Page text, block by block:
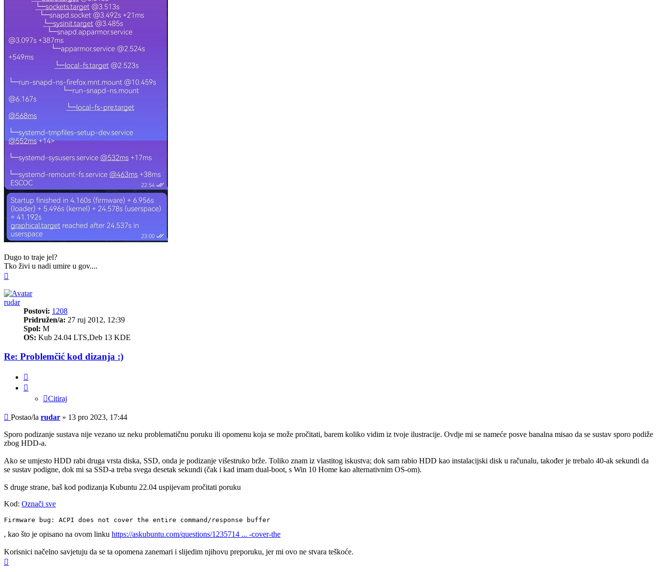
Dugo to traje jel?
Tko živi u nadi umire u gov....
rudar
Postovi: 1208
Pridružen/a: 27 ruj 2012, 12:39
Spol: M
OS: Kub 24.04 LTS,Deb 13 KDE
Re: Problemčić kod dizanja :)
Citiraj
Post
Postao/la rudar » 13 pro 2023, 17:44
Sporo podizanje sustava nije vezano uz neku problematičnu poruku ili opomenu koja se može pročitati, barem koliko vidim iz tvoje ilustracije. Ovdje mi se nameće posve banalna misao da se sustav sporo podiže
zbog HDD-a.
Ako se umjesto HDD rabi druga vrsta diska, SSD, onda je podizanje višestruko brže. Toliko znam iz vlastitog iskustva; dok sam rabio HDD kao instalacijski disk u računalu, također je trebalo 40-ak sekundi da
se sustav podigne, dok mi sa SSD-a treba svega desetak sekundi (čak i kad imam dual-boot, s Win 10 Home kao alternativnim OS-om).
S druge strane, baš kod podizanja Kubuntu 22.04 uspijevam pročitati poruku
Kod: Označi sve
Firmware bug: ACPI does not cover the entire command/response buffer
, kao što je opisano na ovom linku https://askubuntu.com/questions/1235714 ... -cover-the
Korisnici načelno savjetuju da se ta opomena zanemari i slijedim njihovu preporuku, jer mi ovo ne stvara teškoće.